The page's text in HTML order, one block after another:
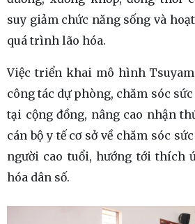
suy giảm chức năng sống và
quá trình lão hóa.
Việc triển khai mô hình
công tác dự phòng, chăm sóc
tại cộng đồng, nâng cao nhận
cán bộ y tế cơ sở về chăm sóc
người cao tuổi, hướng tới thích
hóa dân số.